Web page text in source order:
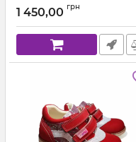
Артикул: СМ18-42-7В-05 (18-25)
1 450,00 грн